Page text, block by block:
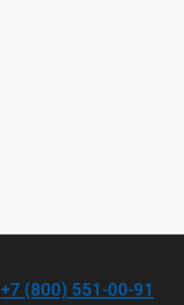
+7 (800) 551-00-91